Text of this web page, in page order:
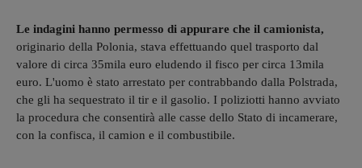
Le indagini hanno permesso di appurare che il camionista,
originario della Polonia, stava effettuando quel trasporto dal
valore di circa 35mila euro eludendo il fisco per circa 13mila
euro. L'uomo è stato arrestato per contrabbando dalla Polstrada,
che gli ha sequestrato il tir e il gasolio. I poliziotti hanno avviato
la procedura che consentirà alle casse dello Stato di incamerare,
con la confisca, il camion e il combustibile.